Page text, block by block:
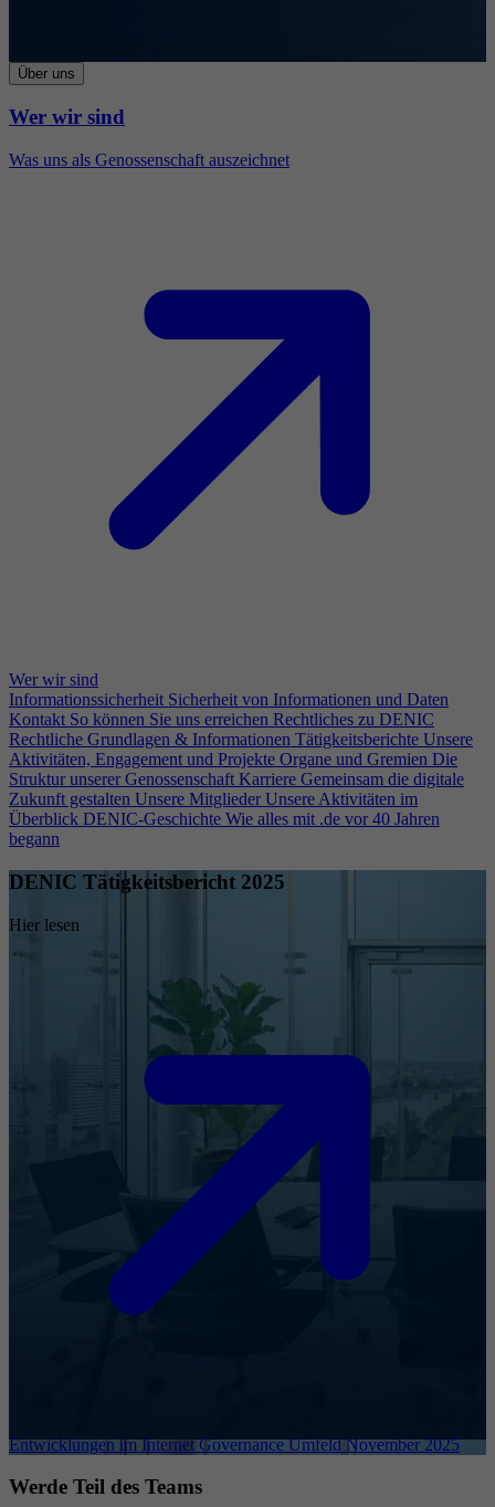
Über uns
Wer wir sind
Was uns als Genossenschaft auszeichnet
Wer wir sind
Informationssicherheit Sicherheit von Informationen und Daten
Kontakt So können Sie uns erreichen Rechtliches zu DENIC
Rechtliche Grundlagen & Informationen Tätigkeitsberichte Unsere
Aktivitäten, Engagement und Projekte Organe und Gremien Die
Struktur unserer Genossenschaft Karriere Gemeinsam die digitale
Zukunft gestalten Unsere Mitglieder Unsere Aktivitäten im
Überblick DENIC-Geschichte Wie alles mit .de vor 40 Jahren
begann
DENIC Tätigkeitsbericht 2025
Hier lesen
Entwicklungen im Internet Governance Umfeld November 2025
Werde Teil des Teams